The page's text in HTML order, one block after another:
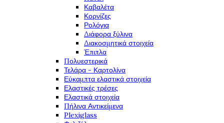
Καβαλέτα
Κορνίζες
Ρολόγια
Διάφορα ξύλινα
Διακοσμητικά στοιχεία
Έπιπλα
Πολυεστερικά
Τελάρα - Καρτολίνα
Εύκαμπτα ελαστικά στοιχεία
Ελαστικές τρέσες
Ελαστικά στοιχεία
Πήλινα Αντικείμενα
Plexiglass